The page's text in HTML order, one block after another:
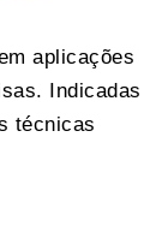
aplicações
Indicadas
técnicas